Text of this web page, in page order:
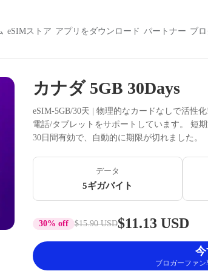
eSIMストア アプリをダウンロード パートナー ブ
カナダ 5GB 30Days
eSIM-5GB/30天 | 物理的なカードなしで活性
電話/タブレットをサポートしています。 短
30日間有効で、自動的に期限が切れました。
データ
5ギガバイト
30% off $15.90 USD$11.13 USD
ブロガーファ